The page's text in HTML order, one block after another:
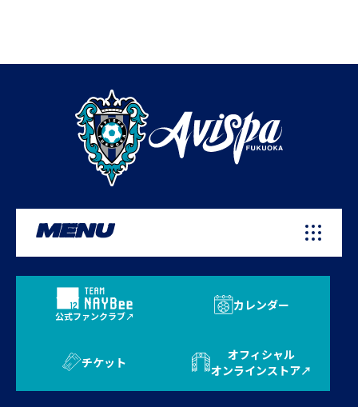
MENU
公式ファンクラブ
カレンダー
チケット
オフィシャル
オンラインストア